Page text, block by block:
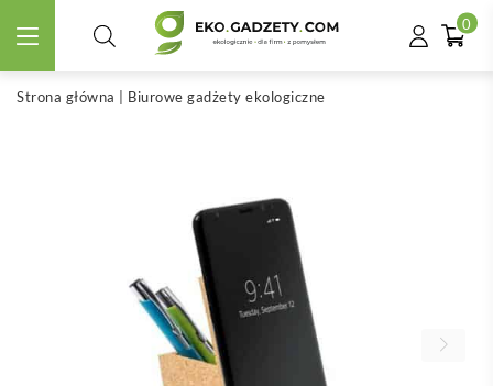
0
Strona główna Biurowe gadżety ekologiczne